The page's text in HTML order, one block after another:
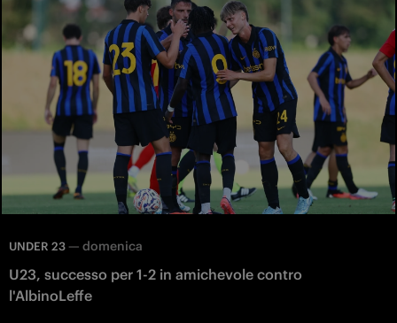
UNDER 23 — domenica
U23, successo per 1-2 in amichevole contro
l'AlbinoLeffe